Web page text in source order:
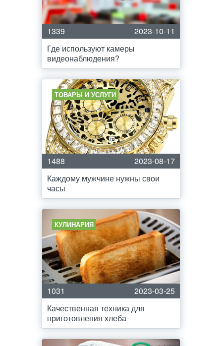
1339
2023-10-11
Где используют камеры
видеонаблюдения?
ТОВАРЫ И УСЛУГИ
1488
2023-08-17
Каждому мужчине нужны свои
часы
КУЛИНАРИЯ
1031
2023-03-25
Качественная техника для
приготовления хлеба